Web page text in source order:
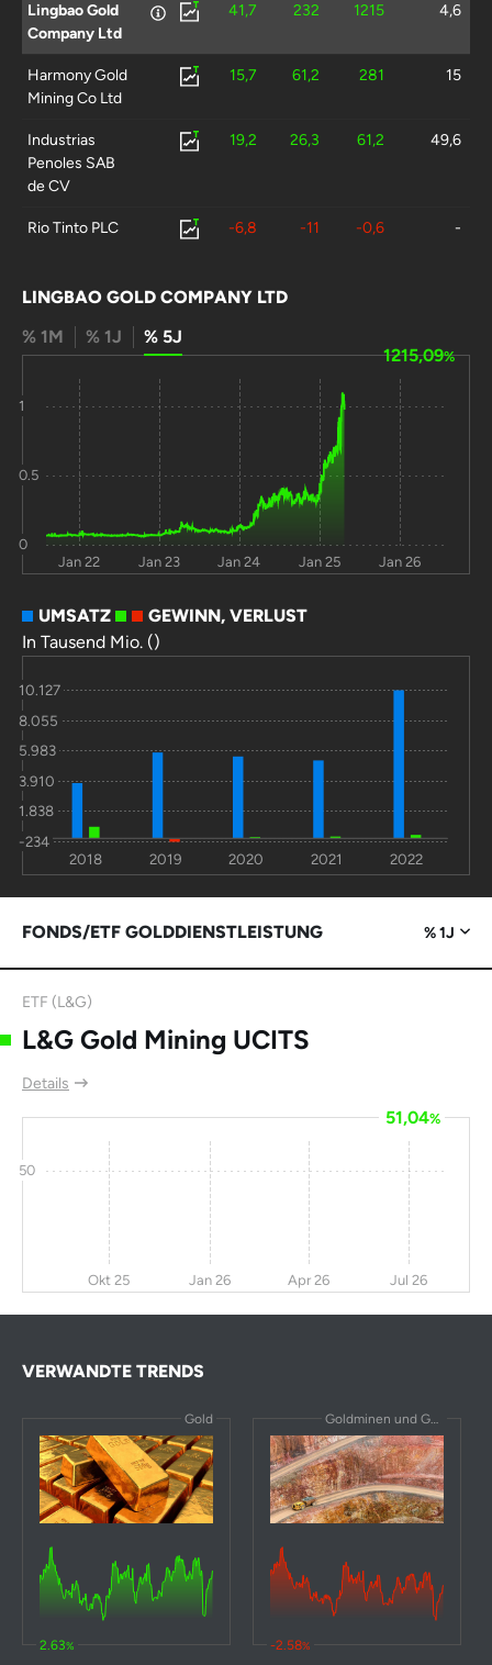
Lingbao Gold
Company Ltd
41,7 232 1215 4,6
Harmony Gold
Mining Co Ltd
15,7 61,2 281 15
Industrias
Penoles SAB
de CV
19,2 26,3 61,2 49,6
Rio Tinto PLC -6,8 -11 -0,6 -
LINGBAO GOLD COMPANY LTD
% 1M
% 1J
% 5J
1215,09%
0
0.5
1
Jan 22 Jan 23 Jan 24 Jan 25 Jan 26
UMSATZ
GEWINN, VERLUST
In Tausend Mio. ()
2018 2019 2020 2021 2022
10.127
8.055
5.983
3.910
1.838
-234
FONDS/ETF GOLDDIENSTLEISTUNG % 1J
ETF (L&G)
L&G Gold Mining UCITS
Details
51,04%
50
Okt 25 Jan 26 Apr 26 Jul 26
VERWANDTE TRENDS
Gold
2.63%
Goldminen und Goldproduktion
-2.58%